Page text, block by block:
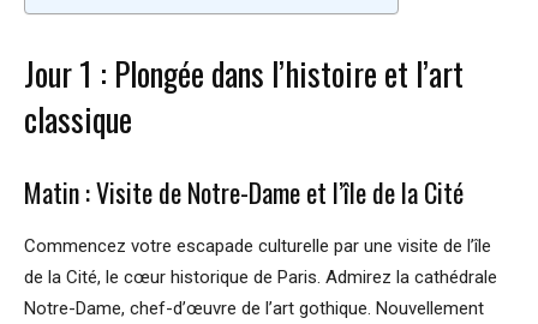
Jour 1 : Plongée dans l’histoire et l’art
classique
Matin : Visite de Notre-Dame et l’île de la Cité
Commencez votre escapade culturelle par une visite de l’île
de la Cité, le cœur historique de Paris. Admirez la cathédrale
Notre-Dame, chef-d’œuvre de l’art gothique. Nouvellement